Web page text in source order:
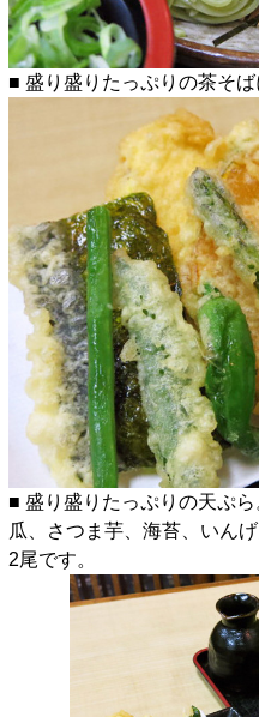
■ 盛り盛りたっぷりの茶そば
■ 盛り盛りたっぷりの天ぷ
瓜、さつま芋、海苔、いん
2尾です。